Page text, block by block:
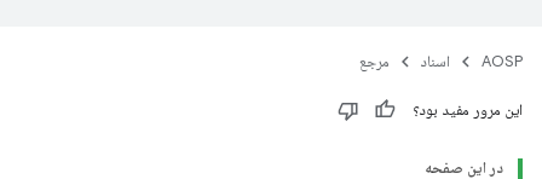
AOSP اسناد مرجع
این مرور مفید بود؟
در این صفحه